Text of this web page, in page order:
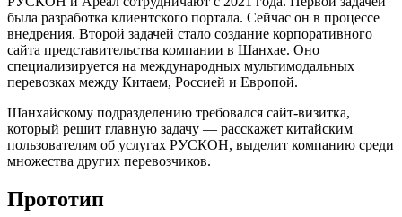
была разработка клиентского портала. Сейчас он в процессе
внедрения. Второй задачей стало создание корпоративного
сайта представительства компании в Шанхае. Оно
специализируется на международных мультимодальных
перевозках между Китаем, Россией и Европой.
Шанхайскому подразделению требовался сайт-визитка,
который решит главную задачу — расскажет китайским
пользователям об услугах РУСКОН, выделит компанию среди
множества других перевозчиков.
Прототип